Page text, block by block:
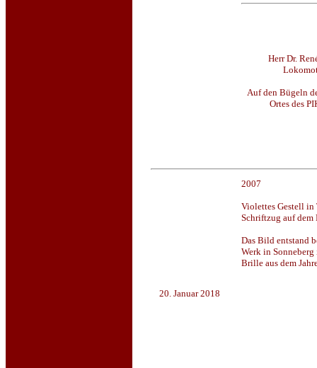
Herr Dr.
Auf den Bügeln
Ortes des
20. Januar 2018
2007
Violettes Gestell in
Schriftzug auf dem
Das Bild entstand
Werk in
Brille aus dem